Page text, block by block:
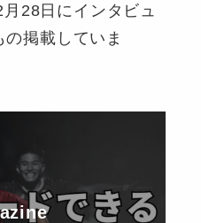
28日にインタビュ
掲載していま